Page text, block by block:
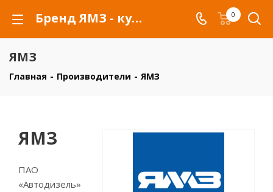
Бренд ЯМЗ - купить товары бренда ЯМЗ 0
ЯМЗ
Главная - Производители - ЯМЗ
ЯМЗ
ПАО
«Автодизель»